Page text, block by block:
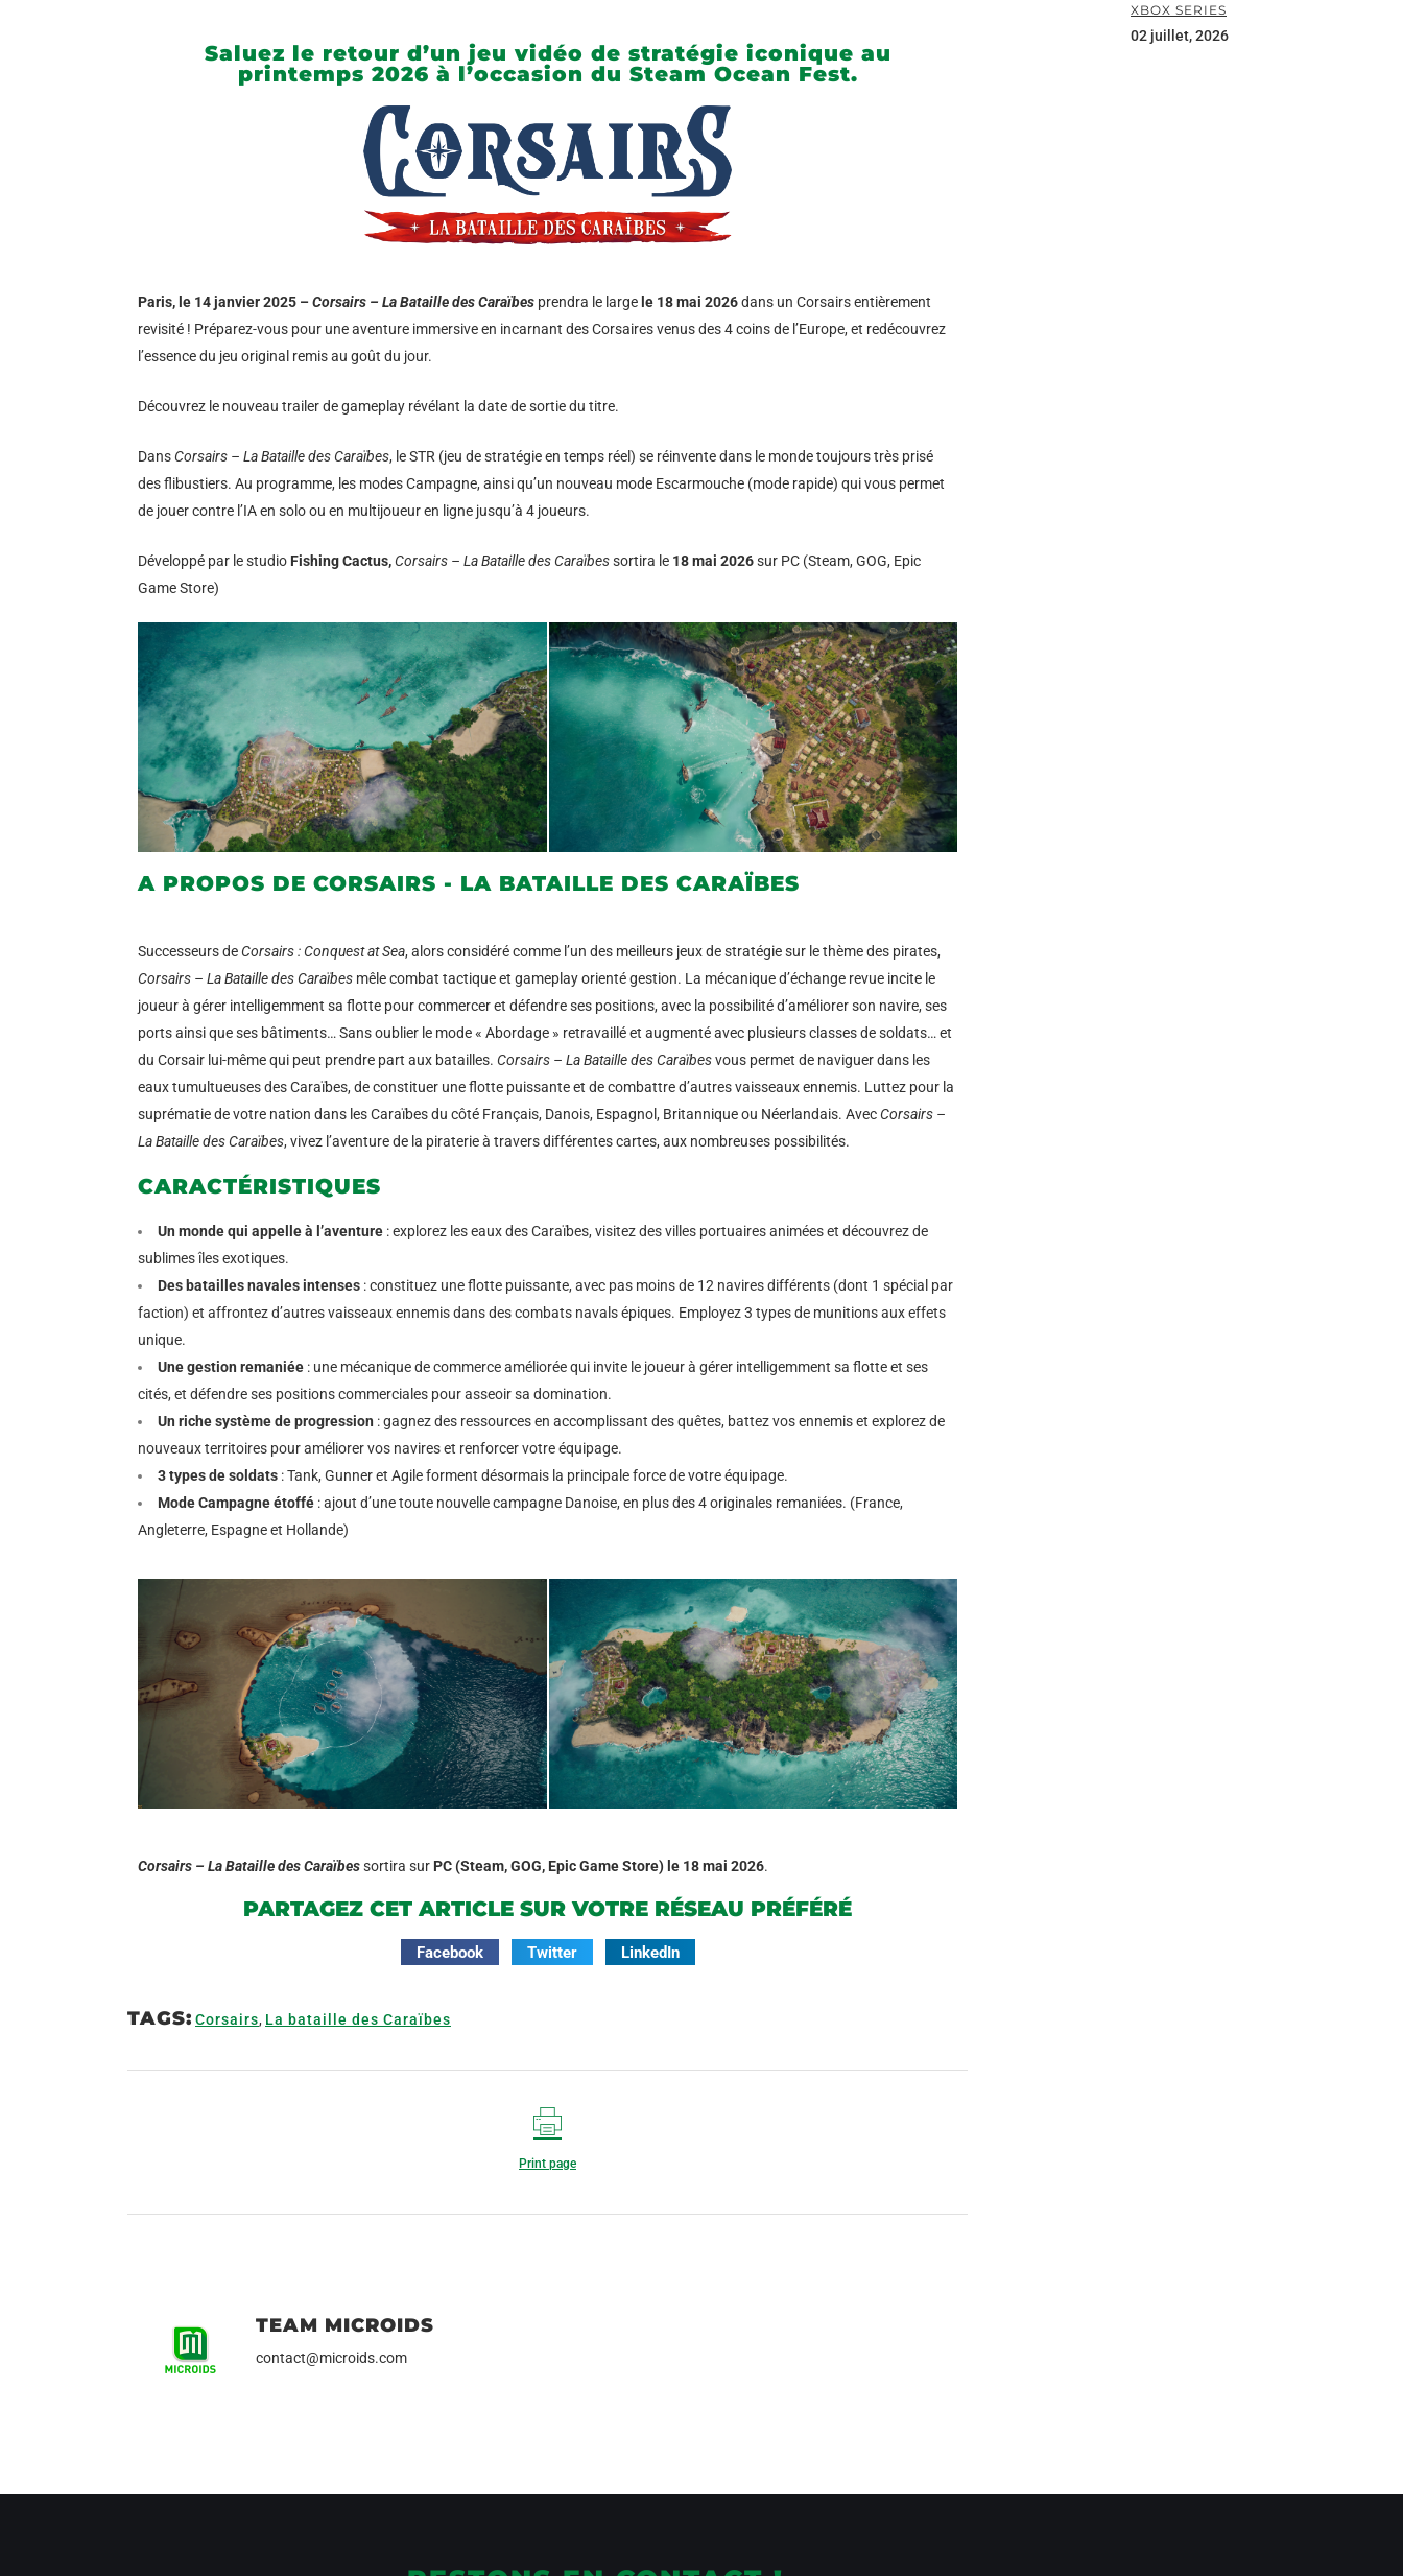
Saluez le retour d’un jeu vidéo de stratégie iconique au
printemps 2026 à l’occasion du Steam Ocean Fest.
Paris, le 14 janvier 2025 –Corsairs – La Bataille des Caraïbes prendra le largele 18 mai 2026dans un Corsairs entièrement
revisité ! Préparez-vous pour une aventure immersive en incarnant des Corsaires venus des 4 coins de l’Europe, et redécouvrez
l’essence du jeu original remis au goût du jour.
Découvrez le nouveau trailer de gameplay révélant la date de sortie du titre.
DansCorsairs – La Bataille des Caraïbes, le STR (jeu de stratégie en temps réel) se réinvente dans le monde toujours très prisé
des flibustiers. Au programme, les modes Campagne, ainsi qu’un nouveau mode Escarmouche (mode rapide) qui vous permet
de jouer contre l’IA en solo ou en multijoueur en ligne jusqu’à 4 joueurs.
Développé par le studio Fishing Cactus,Corsairs – La Bataille des Caraïbessortira le 18 mai 2026sur PC (Steam, GOG, Epic
Game Store)
A PROPOS DE CORSAIRS - LA BATAILLE DES CARAÏBES
Successeurs deCorsairs : Conquest at Sea, alors considéré comme l’un des meilleurs jeux de stratégie sur le thème des pirates,
Corsairs – La Bataille des Caraïbes mêle combat tactique et gameplay orienté gestion. La mécanique d’échange revue incite le
joueur à gérer intelligemment sa flotte pour commercer et défendre ses positions, avec la possibilité d’améliorer son navire, ses
ports ainsi que ses bâtiments… Sans oublier le mode « Abordage » retravaillé et augmenté avec plusieurs classes de soldats… et
du Corsair lui-même qui peut prendre part aux batailles. Corsairs – La Bataille des Caraïbesvous permet de naviguer dans les
eaux tumultueuses des Caraïbes, de constituer une flotte puissante et de combattre d’autres vaisseaux ennemis. Luttez pour la
suprématie de votre nation dans les Caraïbes du côté Français, Danois, Espagnol, Britannique ou Néerlandais. AvecCorsairs –
La Bataille des Caraïbes, vivez l’aventure de la piraterie à travers différentes cartes, aux nombreuses possibilités.
CARACTÉRISTIQUES
Un monde qui appelle à l’aventure : explorez les eaux des Caraïbes, visitez des villes portuaires animées et découvrez de
sublimes îles exotiques.
Des batailles navales intenses : constituez une flotte puissante, avec pas moins de 12 navires différents (dont 1 spécial par
faction) et affrontez d’autres vaisseaux ennemis dans des combats navals épiques. Employez 3 types de munitions aux effets
unique.
Une gestion remaniée : une mécanique de commerce améliorée qui invite le joueur à gérer intelligemment sa flotte et ses
cités, et défendre ses positions commerciales pour asseoir sa domination.
Un riche système de progression : gagnez des ressources en accomplissant des quêtes, battez vos ennemis et explorez de
nouveaux territoires pour améliorer vos navires et renforcer votre équipage.
3 types de soldats : Tank, Gunner et Agile forment désormais la principale force de votre équipage.
Mode Campagne étoffé : ajout d’une toute nouvelle campagne Danoise, en plus des 4 originales remaniées. (France,
Angleterre, Espagne et Hollande)
Corsairs – La Bataille des Caraïbessortira sur PC (Steam, GOG, Epic Game Store) le 18 mai 2026.
PARTAGEZ CET ARTICLE SUR VOTRE RÉSEAU PRÉFÉRÉ
Facebook Twitter LinkedIn
TAGS: Corsairs, La bataille des Caraïbes
Print page
TEAM MICROIDS
contact@microids.com
XBOX SERIES
02 juillet, 2026